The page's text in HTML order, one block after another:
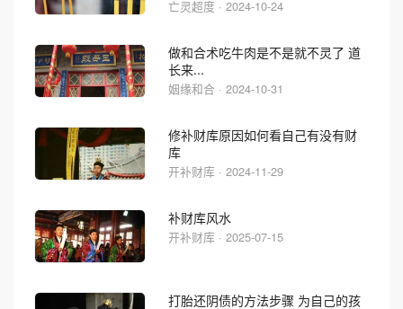
亡灵超度 · 2024-10-24
做和合术吃牛肉是不是就不灵了 道
长来...
姻缘和合 · 2024-10-31
修补财库原因如何看自己有没有财
库
开补财库 · 2024-11-29
补财库风水
开补财库 · 2025-07-15
打胎还阴债的方法步骤 为自己的孩